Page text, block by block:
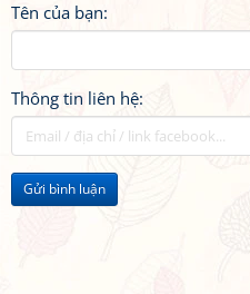
Tên của bạn:
Thông tin liên hệ:
Gửi bình luận